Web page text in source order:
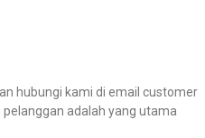
hubungi kami di email customer
adalah yang utama